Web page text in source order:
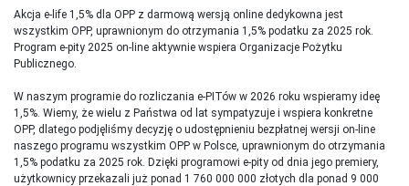
Akcja e-life 1,5% dla OPP z darmową wersją online dedykowna jest
wszystkim OPP, uprawnionym do otrzymania 1,5% podatku za 2025 rok.
Program e-pity 2025 on-line aktywnie wspiera Organizacje Pożytku
Publicznego.
W naszym programie do rozliczania e-PITów w 2026 roku wspieramy ideę
1,5%. Wiemy, że wielu z Państwa od lat sympatyzuje i wspiera konkretne
OPP, dlatego podjęliśmy decyzję o udostępnieniu bezpłatnej wersji on-line
naszego programu wszystkim OPP w Polsce, uprawnionym do otrzymania
1,5% podatku za 2025 rok. Dzięki programowi e-pity od dnia jego premiery,
użytkownicy przekazali już ponad 1 760 000 000 złotych dla ponad 9 000